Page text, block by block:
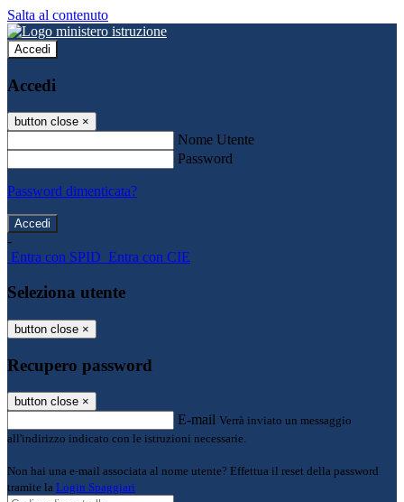
Salta al contenuto
Accedi
Accedi
button close ×
Nome Utente
Password
Password dimenticata?
-
Entra con SPID Entra con CIE
Seleziona utente
button close ×
Recupero password
button close ×
E-mail Verrà inviato un messaggio
all'indirizzo indicato con le istruzioni necessarie.
Non hai una e-mail associata al nome utente? Effettua il reset della password
tramite la Login Spaggiari